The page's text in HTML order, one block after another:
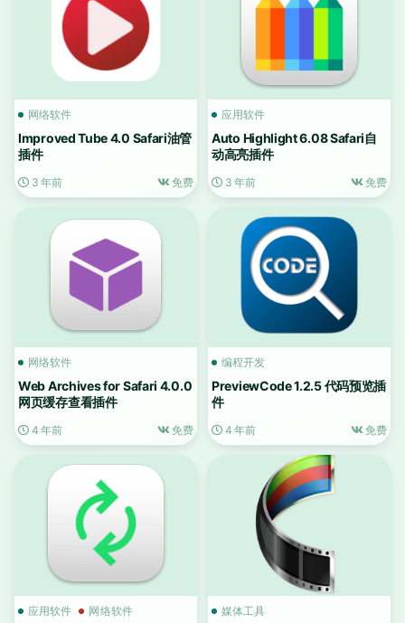
网络软件
Improved Tube 4.0 Safari油管
插件
3 年前 免费
应用软件
Auto Highlight 6.08 Safari自
动高亮插件
3 年前 免费
网络软件
Web Archives for Safari 4.0.0
网页缓存查看插件
4 年前 免费
编程开发
PreviewCode 1.2.5 代码预览插
件
4 年前 免费
应用软件 网络软件 媒体工具